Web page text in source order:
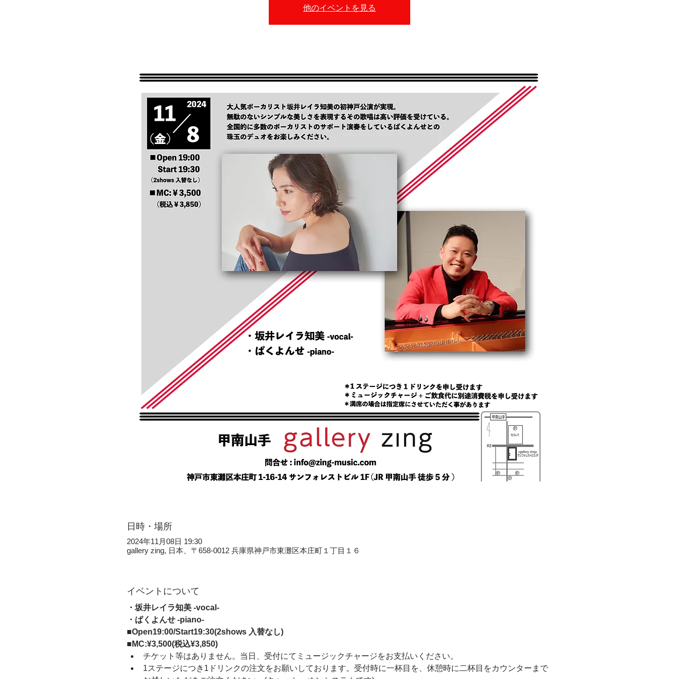
他のイベントを見る
日時・場所
2024年11月08日 19:30
gallery zing, 日本、〒658-0012 兵庫県神戸市東灘区本庄町１丁目１６
イベントについて
・坂井レイラ知美 -vocal-
・ぱくよんせ -piano-
■Open19:00/Start19:30(2shows 入替なし)
■MC:¥3,500(税込¥3,850)
チケット等はありません。当日、受付にてミュージックチャージをお支払いください。
1ステージにつき1ドリンクの注文をお願いしております。受付時に一杯目を、休憩時に二杯目をカウンターまで